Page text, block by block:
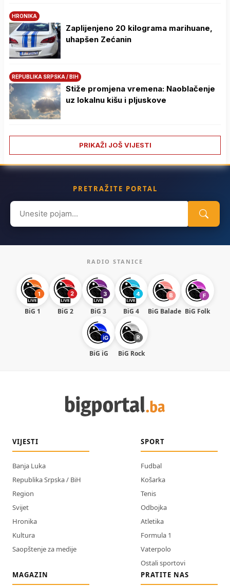
HRONIKA
Zaplijenjeno 20 kilograma marihuane,
uhapšen Zećanin
REPUBLIKA SRPSKA / BIH
Stiže promjena vremena: Naoblačenje
uz lokalnu kišu i pljuskove
PRIKAŽI JOŠ VIJESTI
PRETRAŽITE PORTAL
Search
for:
RADIO STANICE
BiG 1 BiG 2 BiG 3 BiG 4 BiG Balade BiG Folk
BiG iG BiG Rock
VIJESTI
Banja Luka
Republika Srpska / BiH
Region
Svijet
Hronika
Kultura
Saopštenje za medije
SPORT
Fudbal
Košarka
Tenis
Odbojka
Atletika
Formula 1
Vaterpolo
Ostali sportovi
MAGAZIN
PRATITE NAS